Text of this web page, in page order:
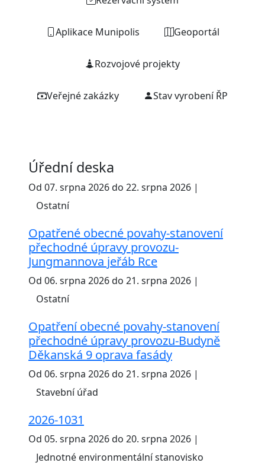
Aplikace Munipolis Geoportál
Rozvojové projekty
Veřejné zakázky Stav vyrobení ŘP
Úřední deska
Od 07. srpna 2026 do 22. srpna 2026 |
Ostatní
Opatřené obecné povahy-stanovení
přechodné úpravy provozu-
Jungmannova jeřáb Rce
Od 06. srpna 2026 do 21. srpna 2026 |
Ostatní
Opatření obecné povahy-stanovení
přechodné úpravy provozu-Budyně
Děkanská 9 oprava fasády
Od 06. srpna 2026 do 21. srpna 2026 |
Stavební úřad
2026-1031
Od 05. srpna 2026 do 20. srpna 2026 |
Jednotné environmentální stanovisko